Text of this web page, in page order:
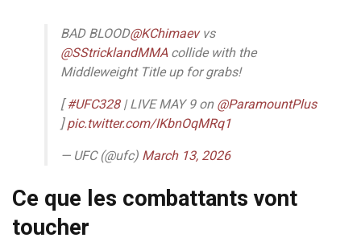
BAD BLOOD@KChimaevvs
@SStricklandMMAcollide with the
Middleweight Title up for grabs!
[#UFC328| LIVE MAY 9 on @ParamountPlus
]pic.twitter.com/IKbnOqMRq1
— UFC (@ufc) March 13, 2026
Ce que les combattants vont
toucher